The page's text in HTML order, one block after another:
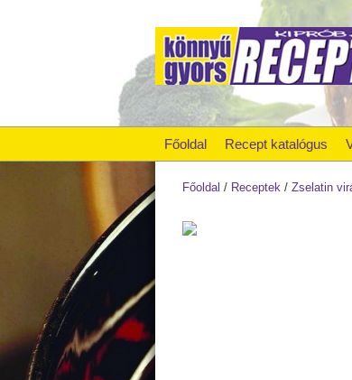
Főoldal Recept katalógus
Főoldal / Receptek / Zselatin